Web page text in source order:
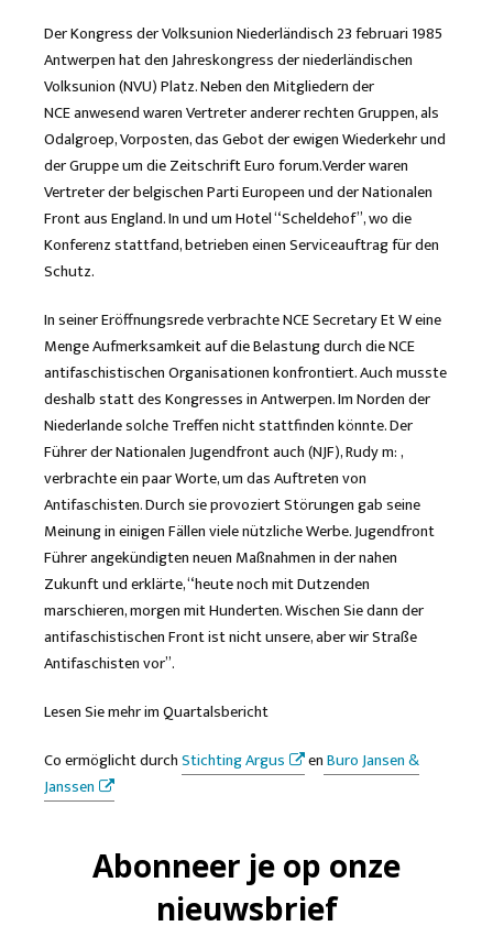
Der Kongress der Volksunion Niederländisch 23 februari 1985
Antwerpen hat den Jahreskongress der niederländischen
Volksunion (NVU) Platz. Neben den Mitgliedern der
NCE anwesend waren Vertreter anderer rechten Gruppen, als
Odalgroep, Vorposten, das Gebot der ewigen Wiederkehr und
der Gruppe um die Zeitschrift Euro forum.Verder waren
Vertreter der belgischen Parti Europeen und der Nationalen
Front aus England. In und um Hotel “Scheldehof”, wo die
Konferenz stattfand, betrieben einen Serviceauftrag für den
Schutz.
In seiner Eröffnungsrede verbrachte NCE Secretary Et W eine
Menge Aufmerksamkeit auf die Belastung durch die NCE
antifaschistischen Organisationen konfrontiert. Auch musste
deshalb statt des Kongresses in Antwerpen. Im Norden der
Niederlande solche Treffen nicht stattfinden könnte. Der
Führer der Nationalen Jugendfront auch (NJF), Rudy m: ,
verbrachte ein paar Worte, um das Auftreten von
Antifaschisten. Durch sie provoziert Störungen gab seine
Meinung in einigen Fällen viele nützliche Werbe. Jugendfront
Führer angekündigten neuen Maßnahmen in der nahen
Zukunft und erklärte, “heute noch mit Dutzenden
marschieren, morgen mit Hunderten. Wischen Sie dann der
antifaschistischen Front ist nicht unsere, aber wir Straße
Antifaschisten vor”.
Lesen Sie mehr im Quartalsbericht
Coermöglicht durchStichting Argus enBuro Jansen &
Janssen